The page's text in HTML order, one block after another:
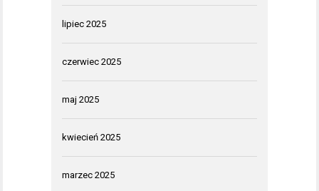
lipiec 2025
czerwiec 2025
maj 2025
kwiecień 2025
marzec 2025